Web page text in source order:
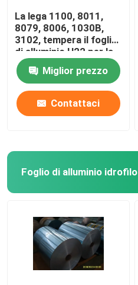
La lega 1100, 8011,
8079, 8006, 1030B,
3102, tempera il foglio
di alluminio H22 per la
bobina delle azione
0.09-0.6mmx 60-
1200mmx dell'aletta
Miglior prezzo
Contattaci
Foglio di alluminio idrofilo